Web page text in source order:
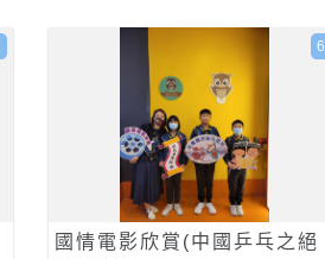
國情電影欣賞(中國乒乓之絕
6